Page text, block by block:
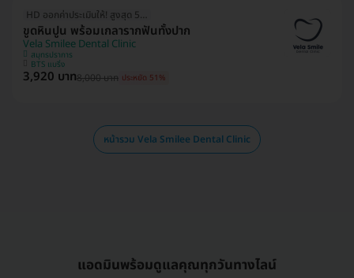
HD ออกค่าประเมินให้! สูงสุด 500 บ.
ขูดหินปูน พร้อมเกลารากฟันทั้งปาก
Vela Smilee Dental Clinic
สมุทรปราการ
BTS แบริ่ง
3,920 บาท8,000 บาท ประหยัด 51%
หน้ารวม Vela Smilee Dental Clinic
แอดมินพร้อมดูแลคุณทุกวันทางไลน์